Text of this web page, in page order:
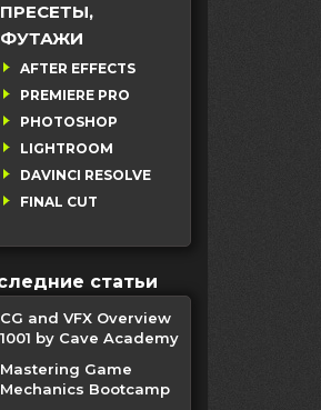
ПРЕСЕТЫ,
ФУТАЖИ
AFTER EFFECTS
PREMIERE PRO
PHOTOSHOP
LIGHTROOM
DAVINCI RESOLVE
FINAL CUT
статьи
CG and VFX Overview
1001 by Cave Academy
Mastering Game
Mechanics Bootcamp